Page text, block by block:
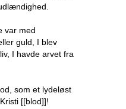
var med
guld, I blev
I havde arvet fra
som et lydeløst
[[blod]]!